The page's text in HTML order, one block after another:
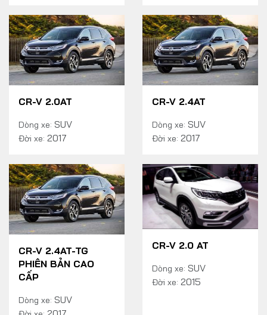
CR-V 2.0AT
Dòng xe: SUV
Đời xe: 2017
CR-V 2.4AT
Dòng xe: SUV
Đời xe: 2017
CR-V 2.4AT-TG
PHIÊN BẢN CAO
CẤP
Dòng xe: SUV
CR-V 2.0 AT
Dòng xe: SUV
Đời xe: 2015